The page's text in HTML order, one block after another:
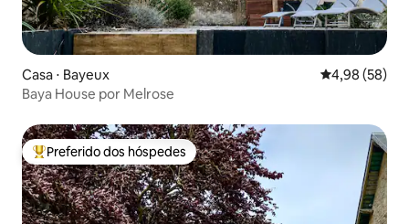
Casa ⋅ Bayeux 4,98 de uma
4,98 (58)
Baya House por Melrose
Entre os melhores preferidos dos hóspedes
Preferido dos hóspedes